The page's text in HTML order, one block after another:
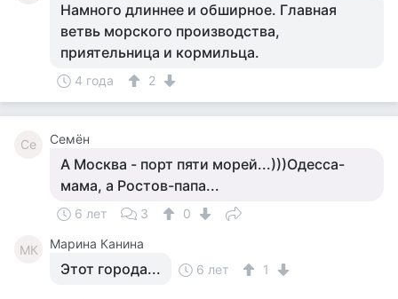
Намного длиннее и обширное. Главная
ветвь морского производства,
приятельница и кормильца.
4 года 2
Се Семён
А Москва - порт пяти морей...)))Одесса-
мама, а Ростов-папа...
6 лет 3 0
МК Марина Канина
Этот города... 6 лет 1